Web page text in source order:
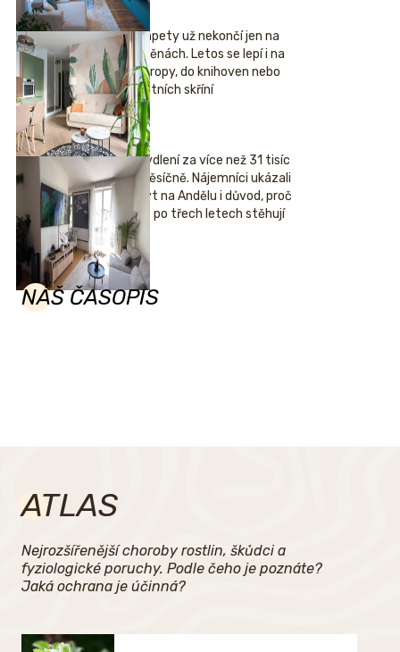
Tapety už nekončí jen na
stěnách. Letos se lepí i na
stropy, do knihoven nebo
šatních skříní
Bydlení za více než 31 tisíc
měsíčně. Nájemníci ukázali
byt na Andělu i důvod, proč
se po třech letech stěhují
NÁŠ ČASOPIS
ATLAS
Nejrozšířenější choroby rostlin, škůdci a
fyziologické poruchy. Podle čeho je poznáte?
Jaká ochrana je účinná?